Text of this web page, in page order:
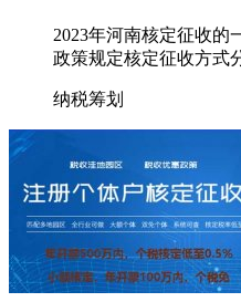
2023年河南核定征收的
政策规定核定征收方式
纳税筹划